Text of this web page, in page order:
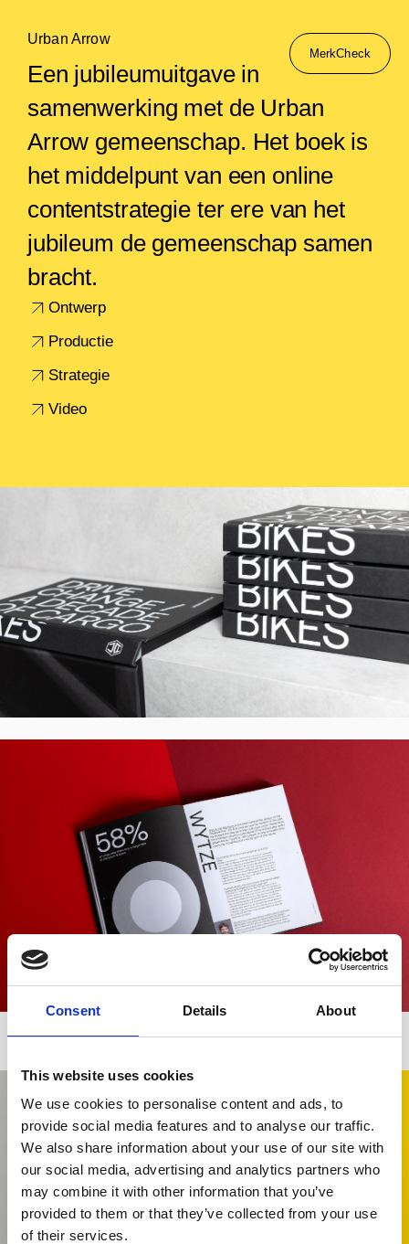
Consent Details About
This website uses cookies
We use cookies to personalise content and ads, to
provide social media features and to analyse our traffic.
We also share information about your use of our site with
our social media, advertising and analytics partners who
may combine it with other information that you’ve
provided to them or that they’ve collected from your use
of their services.
MerkCheck
Urban Arrow
Een jubileumuitgave in
samenwerking met de Urban
Arrow gemeenschap. Het boek is
het middelpunt van een online
contentstrategie ter ere van het
jubileum de gemeenschap samen
bracht.
Ontwerp
Productie
Strategie
Video